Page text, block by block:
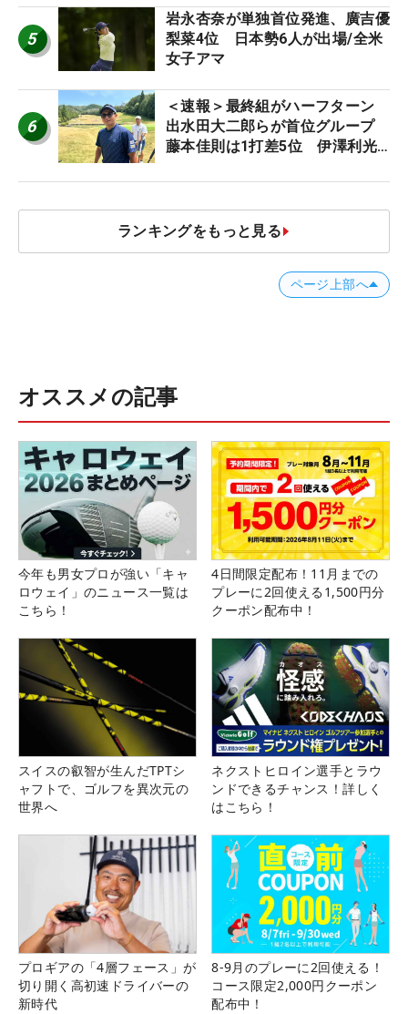
5
岩永杏奈が単独首位発進、廣吉優
梨菜4位 日本勢6人が出場/全米
女子アマ
6
＜速報＞最終組がハーフターン
出水田大二郎らが首位グループ
藤本佳則は1打差5位 伊澤利光
JOYX OPEN】
ランキングをもっと見る
ページ上部へ
オススメの記事
今年も男女プロが強い「キャ
ロウェイ」のニュース一覧は
こちら！
4日間限定配布！11月までの
プレーに2回使える1,500円分
クーポン配布中！
スイスの叡智が生んだTPTシ
ャフトで、ゴルフを異次元の
世界へ
ネクストヒロイン選手とラウ
ンドできるチャンス！詳しく
はこちら！
プロギアの「4層フェース」が
切り開く高初速ドライバーの
新時代
8-9月のプレーに2回使える！
コース限定2,000円クーポン
配布中！